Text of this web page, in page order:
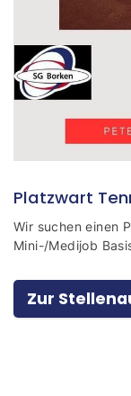
Platzwart
Wir suchen einen
Mini-/Medijob
Zur